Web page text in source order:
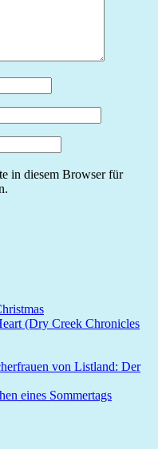
in diesem Browser für
(Dry Creek Chronicles
von Listland: Der
eines Sommertags